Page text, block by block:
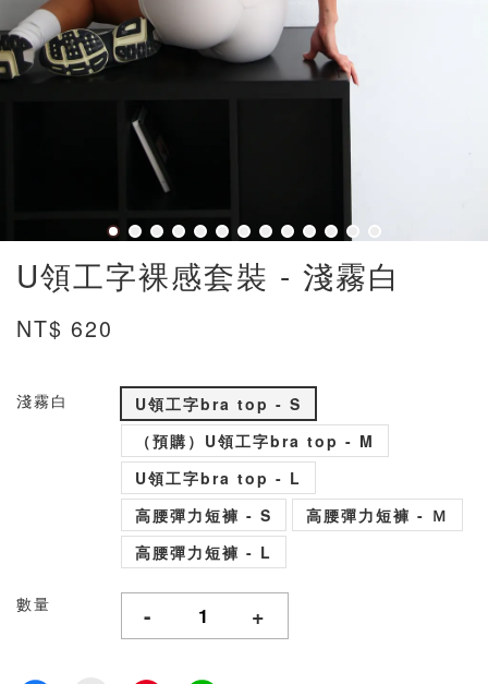
U領工字裸感套裝 - 淺霧白
NT$ 620
淺霧白
U領工字bra top - S
（預購）U領工字bra top - M
U領工字bra top - L
高腰彈力短褲 - S
高腰彈力短褲 - Ｍ
高腰彈力短褲 - L
數量 - +